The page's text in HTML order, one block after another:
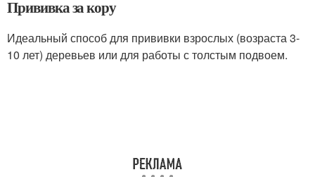
Прививка за кору
Идеальный способ для прививки взрослых (возраста 3-
10 лет) деревьев или для работы с толстым подвоем.